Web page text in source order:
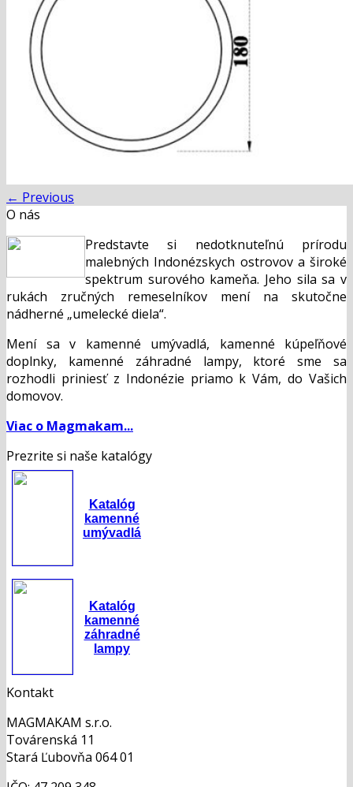
← Previous
O nás
Predstavte si nedotknuteľnú prírodu
malebných Indonézskych ostrovov a široké
spektrum surového kameňa. Jeho sila sa v
rukách zručných remeselníkov mení na skutočne
nádherné „umelecké diela“.
Mení sa v kamenné umývadlá, kamenné kúpeľňové
doplnky, kamenné záhradné lampy, ktoré sme sa
rozhodli priniesť z Indonézie priamo k Vám, do Vašich
domovov.
Viac o Magmakam...
Prezrite si naše katalógy
Katalóg
kamenné
umývadlá
Katalóg
kamenné
záhradné
lampy
Kontakt
MAGMAKAM s.r.o.
Továrenská 11
Stará Ľubovňa 064 01